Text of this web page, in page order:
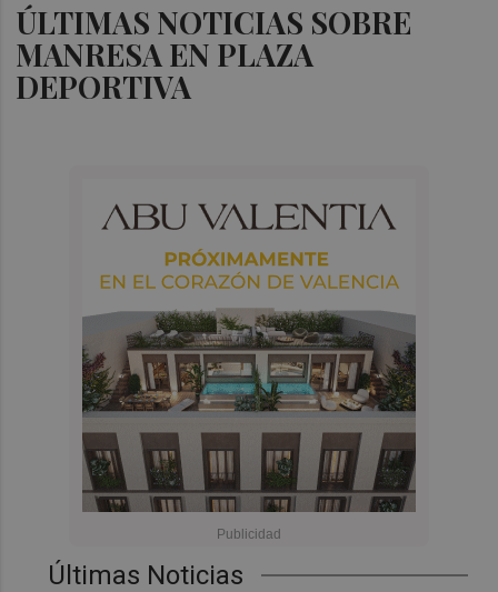
ÚLTIMAS NOTICIAS SOBRE
MANRESA EN PLAZA
DEPORTIVA
Últimas Noticias